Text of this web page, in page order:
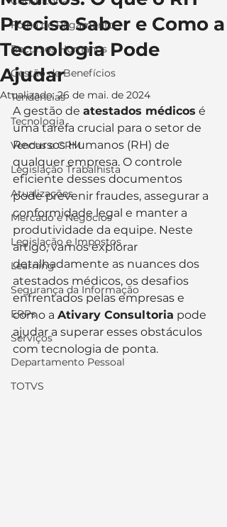
Folha de Pagamento
Recursos Humanos
Gestão de Benefícios
Tendências
Tecnologia
Vendas e CRM
Legislação Trabalhista
Atualizações
Mercado e Negócios
Legislação e Impostos
Learning
Segurança da Informação
ERPs
Serviços
Departamento Pessoal
TOTVS
Precisa Saber e Como a
Tecnologia Pode
Ajudar
Atualizado:26 de mai. de 2024
A gestão de atestados médicos é
uma tarefa crucial para o setor de
Recursos Humanos (RH) de
qualquer empresa. O controle
eficiente desses documentos
pode prevenir fraudes, assegurar a
conformidade legal e manter a
produtividade da equipe. Neste
artigo, vamos explorar
detalhadamente as nuances dos
atestados médicos, os desafios
enfrentados pelas empresas e
como a Ativary Consultoria pode
ajudar a superar esses obstáculos
com tecnologia de ponta.